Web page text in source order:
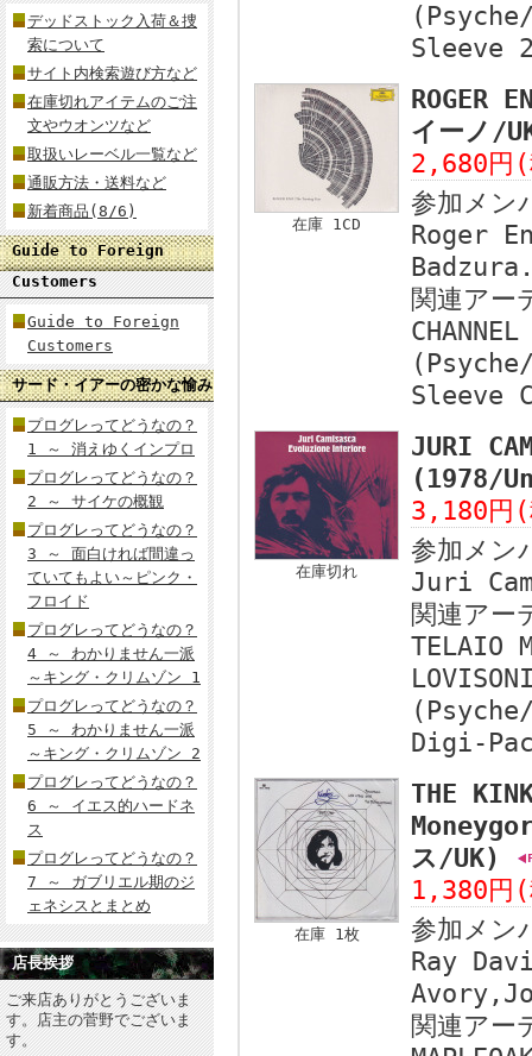
デッドストック入荷＆捜
索について
サイト内検索遊び方など
在庫切れアイテムのご注
文やウオンツなど
取扱いレーベル一覧など
通販方法・送料など
新着商品(8/6)
Guide to Foreign
Customers
Guide to Foreign
Customers
サード・イアーの密かな愉み
プログレってどうなの？
1 ～ 消えゆくインプロ
プログレってどうなの？
2 ～ サイケの概観
プログレってどうなの？
3 ～ 面白ければ間違っ
ていてもよい～ピンク・
フロイド
プログレってどうなの？
4 ～ わかりません一派
～キング・クリムゾン 1
プログレってどうなの？
5 ～ わかりません一派
～キング・クリムゾン 2
プログレってどうなの？
6 ～ イエス的ハードネ
ス
プログレってどうなの？
7 ～ ガブリエル期のジ
ェネシスとまとめ
店長挨拶
ご来店ありがとうございま
す。店主の菅野でございま
す。
Sleeve
在庫 1CD
ROGER
イーノ/
2,680円
参加メン
Roger
関連アー
Sleeve
在庫切れ
JURI
(1978/
3,180円
参加メン
Juri
関連アー
TELAIO
Digi-
在庫 1枚
THE
ス/UK)
1,380円
参加メン
Ray
関連アー